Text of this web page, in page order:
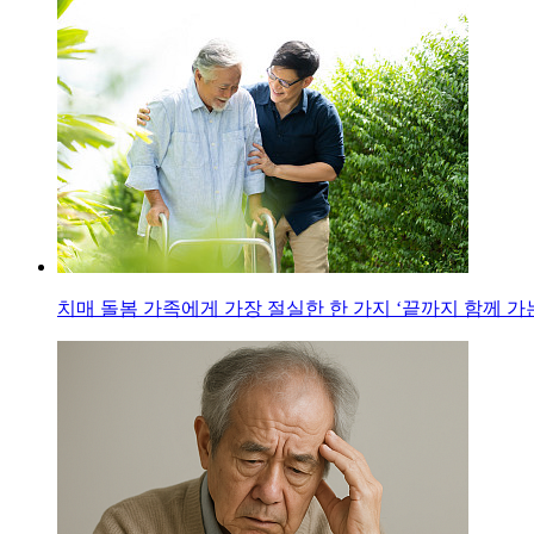
치매 돌봄 가족에게 가장 절실한 한 가지 ‘끝까지 함께 가